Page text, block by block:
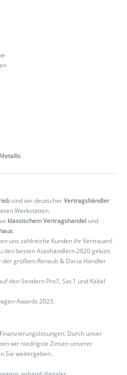
sind wir deutscherVertragshändler
Werkstätten.
klassischem Vertragshandel und
.
uns zahlreiche Kunden ihr Vertrauen!
den besten Autohändlern 2020 gekürt.
der größten Renault & Dacia Händler
den Sendern Pro7, Sat.1 und Kabel
Awards 2023.
Durch unser
wir niedrigste Zinsen unserer
Sie weitergeben.